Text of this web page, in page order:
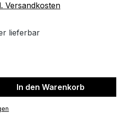
Versandkosten
lieferbar
Gib den
In den Warenkorb